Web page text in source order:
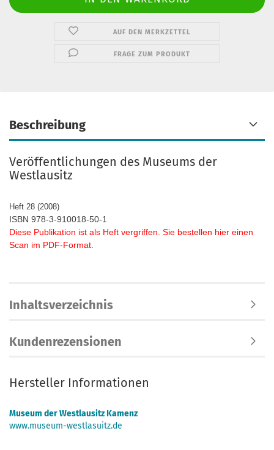
AUF DEN MERKZETTEL
FRAGE ZUM PRODUKT
Beschreibung
Veröffentlichungen des Museums der
Westlausitz
Heft 28 (2008)
ISBN 978-3-910018-50-1
Diese Publikation ist als Heft vergriffen. Sie bestellen hier einen
Scan im PDF-Format.
Inhaltsverzeichnis
Kundenrezensionen
Hersteller Informationen
Museum der Westlausitz Kamenz
www.museum-westlasuitz.de